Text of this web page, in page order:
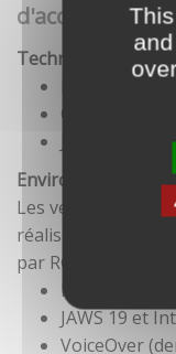
d'accessibilité
Technologies
CSS
Environnement de
Les vérifications
réalisées
par RGAA 3.
Firefox et
JAWS 19 et
VoiceOver